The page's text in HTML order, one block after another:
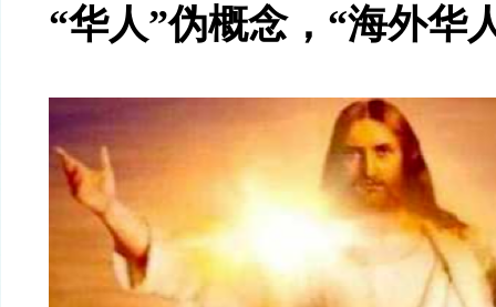
“华人”伪概念，“海外华